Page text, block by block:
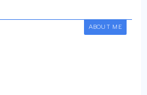
ABOUT ME